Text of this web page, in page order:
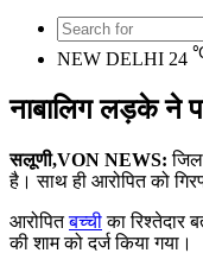
NEW DELHI 24
नाबालिग लड़के ने
सलूणी,VON NEWS:
है। साथ ही आरोपित को
आरोपितबच्चीका रिश्तेदार
की शाम को दर्ज किया गया।